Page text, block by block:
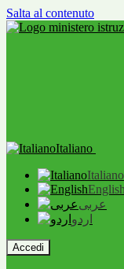
Salta al contenuto
Italiano
Italiano
English
عربى
اردو
Accedi